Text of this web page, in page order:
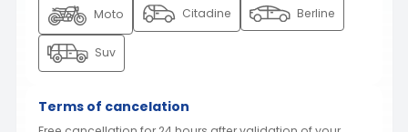
Moto Citadine Berline
Suv
Terms of cancelation